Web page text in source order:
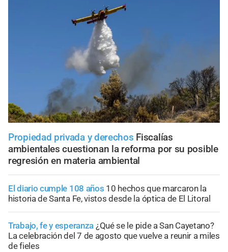
Propiedad privada y derechos Fiscalías
ambientales cuestionan la reforma por su posible
regresión en materia ambiental
El diario cumple 108 años 10 hechos que marcaron la
historia de Santa Fe, vistos desde la óptica de El Litoral
Trabajo, fe y esperanza ¿Qué se le pide a San Cayetano?
La celebración del 7 de agosto que vuelve a reunir a miles
de fieles